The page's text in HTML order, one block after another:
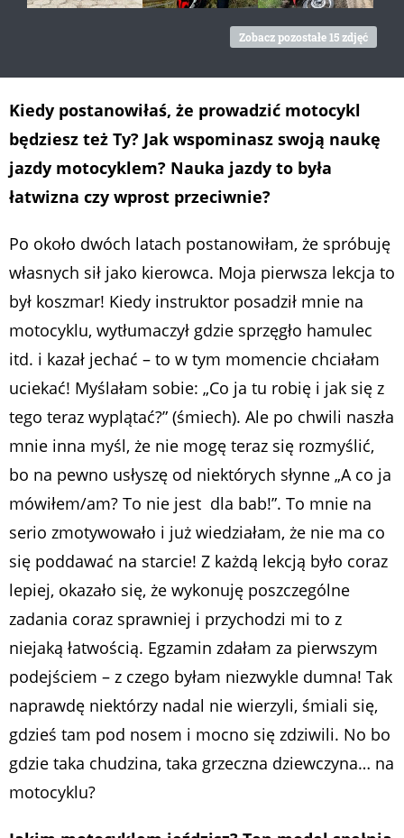
Zobacz pozostałe 15 zdjęć
Kiedy postanowiłaś, że prowadzić motocykl
będziesz też Ty? Jak wspominasz swoją naukę
jazdy motocyklem? Nauka jazdy to była
łatwizna czy wprost przeciwnie?
Po około dwóch latach postanowiłam, że spróbuję
własnych sił jako kierowca. Moja pierwsza lekcja to
był koszmar! Kiedy instruktor posadził mnie na
motocyklu, wytłumaczył gdzie sprzęgło hamulec
itd. i kazał jechać – to w tym momencie chciałam
uciekać! Myślałam sobie: „Co ja tu robię i jak się z
tego teraz wyplątać?” (śmiech). Ale po chwili naszła
mnie inna myśl, że nie mogę teraz się rozmyślić,
bo na pewno usłyszę od niektórych słynne „A co ja
mówiłem/am? To nie jest dla bab!”. To mnie na
serio zmotywowało i już wiedziałam, że nie ma co
się poddawać na starcie! Z każdą lekcją było coraz
lepiej, okazało się, że wykonuję poszczególne
zadania coraz sprawniej i przychodzi mi to z
niejaką łatwością. Egzamin zdałam za pierwszym
podejściem – z czego byłam niezwykle dumna! Tak
naprawdę niektórzy nadal nie wierzyli, śmiali się,
gdzieś tam pod nosem i mocno się zdziwili. No bo
gdzie taka chudzina, taka grzeczna dziewczyna… na
motocyklu?